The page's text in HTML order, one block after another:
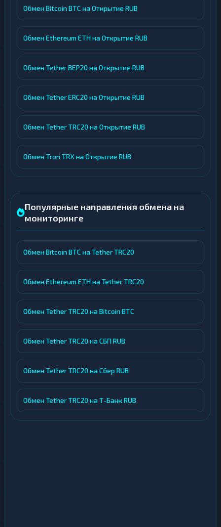
Обмен Bitcoin BTC на Открытие RUB
Обмен Ethereum ETH на Открытие RUB
Обмен Tether BEP20 на Открытие RUB
Обмен Tether ERC20 на Открытие RUB
Обмен Tether TRC20 на Открытие RUB
Обмен Tron TRX на Открытие RUB
Популярные направления обмена на
мониторинге
Обмен Bitcoin BTC на Tether TRC20
Обмен Ethereum ETH на Tether TRC20
Обмен Tether TRC20 на Bitcoin BTC
Обмен Tether TRC20 на СБП RUB
Обмен Tether TRC20 на Сбер RUB
Обмен Tether TRC20 на Т-Банк RUB